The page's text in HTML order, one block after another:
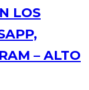
LOS
– ALTO